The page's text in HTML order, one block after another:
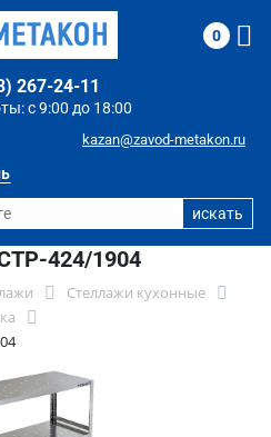
с 9:00 до 18:00
267-24-11
kazan@zavod-metakon.ru
0
424/1904
Стеллажи кухонные